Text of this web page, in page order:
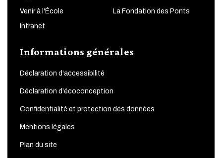
Venir à l'École La Fondation des Ponts
Intranet
Informations générales
Déclaration d'accessibilité
Déclaration d'écoconception
Confidentialité et protection des données
Mentions légales
Plan du site